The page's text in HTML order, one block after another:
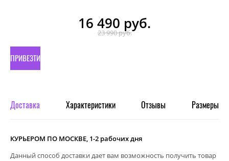
16 490 руб.
23 990 руб.
ПРИВЕЗТИ
ЗАКАЗ
Доставка Характеристики Отзывы Размеры
КУРЬЕРОМ ПО МОСКВЕ, 1-2 рабочих дня
Данный способ доставки дает вам возможность получить товар